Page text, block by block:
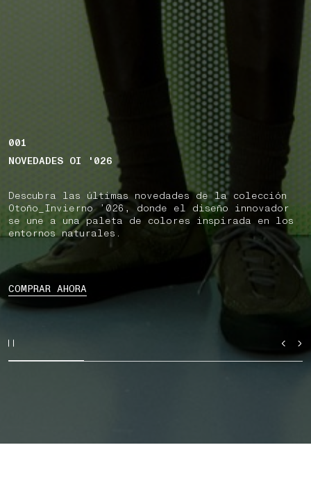
001
NOVEDADES OI '026
Descubra las últimas novedades de la colección
Otoño_Invierno ’026, donde el diseño innovador
se une a una paleta de colores inspirada en los
entornos naturales.
COMPRAR AHORA